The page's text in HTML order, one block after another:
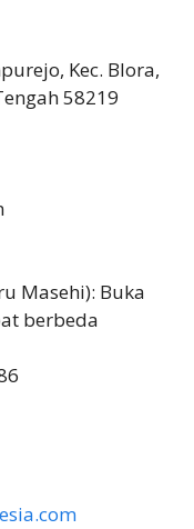
Kec. Blora,
58219
Masehi): Buka
berbeda